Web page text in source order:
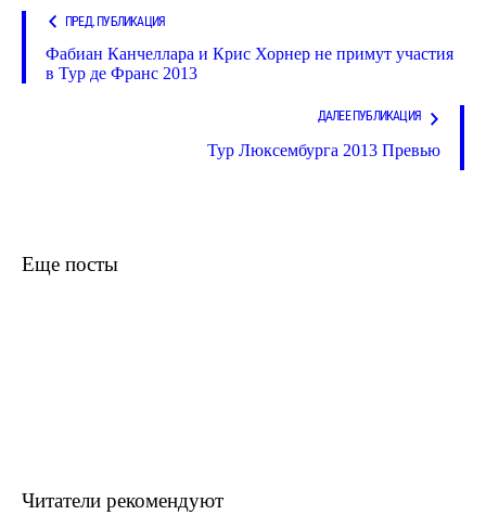
ПРЕД. ПУБЛИКАЦИЯ
Фабиан Канчеллара и Крис Хорнер не примут участия
в Тур де Франс 2013
ДАЛЕЕ ПУБЛИКАЦИЯ
Тур Люксембурга 2013 Превью
Еще посты
Читатели рекомендуют